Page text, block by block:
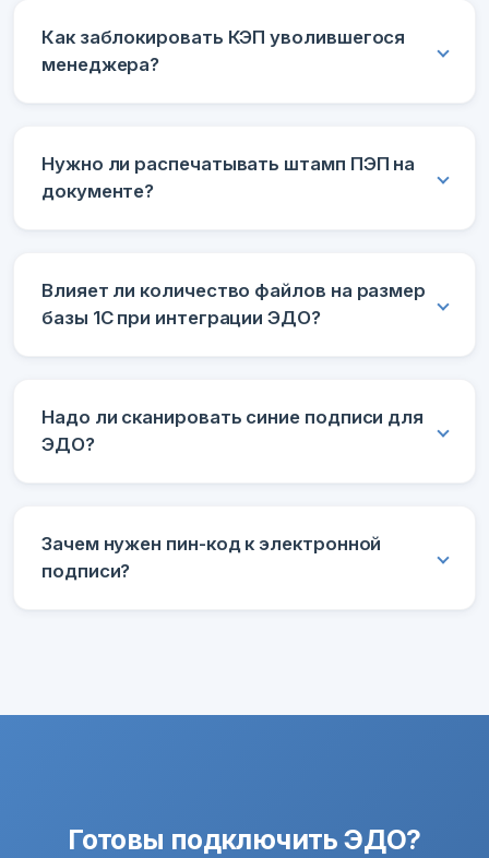
Как заблокировать КЭП уволившегося
менеджера?
Нужно ли распечатывать штамп ПЭП на
документе?
Влияет ли количество файлов на размер
базы 1С при интеграции ЭДО?
Надо ли сканировать синие подписи для
ЭДО?
Зачем нужен пин-код к электронной
подписи?
Готовы подключить ЭДО?